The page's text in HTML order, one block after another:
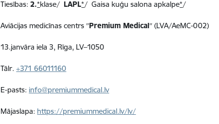
Tiesības:2.*klase/LAPL*/ Gaisa kuģu salona apkalpe*/
Aviācijas medicīnas centrs ″Premium Medical″ (LVA/AeMC-002)
13.janvāra iela 3, Rīga, LV–1050
Tālr.+371 66011160
E-pasts: info@premiummedical.lv
Mājaslapa: https://premiummedical.lv/lv/